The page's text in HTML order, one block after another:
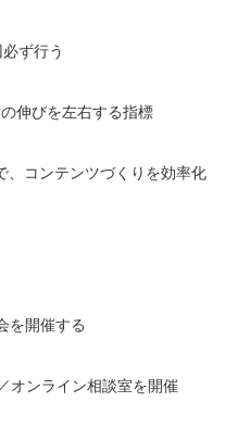
ず行う
伸びを左右する指標
コンテンツづくりを効率化
を開催する
オンライン相談室を開催